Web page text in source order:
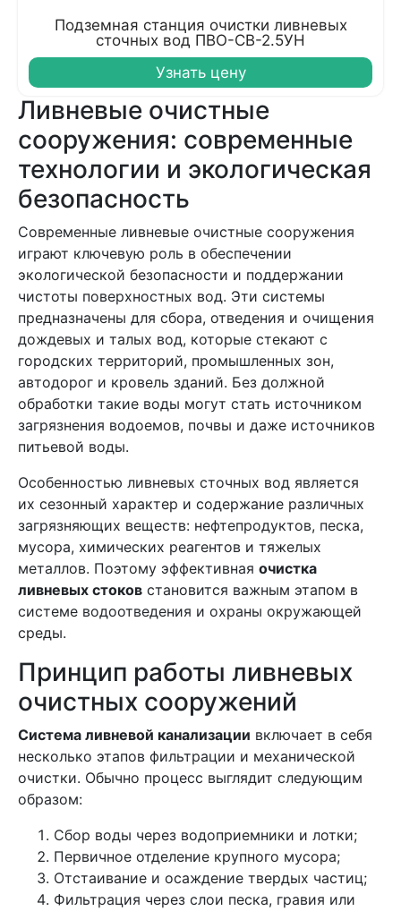
Подземная станция очистки ливневых
сточных вод ПВО-СВ-2.5УН
Узнать цену
Ливневые очистные
сооружения: современные
технологии и экологическая
безопасность
Современные ливневые очистные сооружения
играют ключевую роль в обеспечении
экологической безопасности и поддержании
чистоты поверхностных вод. Эти системы
предназначены для сбора, отведения и очищения
дождевых и талых вод, которые стекают с
городских территорий, промышленных зон,
автодорог и кровель зданий. Без должной
обработки такие воды могут стать источником
загрязнения водоемов, почвы и даже источников
питьевой воды.
Особенностью ливневых сточных вод является
их сезонный характер и содержание различных
загрязняющих веществ: нефтепродуктов, песка,
мусора, химических реагентов и тяжелых
металлов. Поэтому эффективная очистка
ливневых стоков становится важным этапом в
системе водоотведения и охраны окружающей
среды.
Принцип работы ливневых
очистных сооружений
Система ливневой канализации включает в себя
несколько этапов фильтрации и механической
очистки. Обычно процесс выглядит следующим
образом:
Сбор воды через водоприемники и лотки;
Первичное отделение крупного мусора;
Отстаивание и осаждение твердых частиц;
Фильтрация через слои песка, гравия или